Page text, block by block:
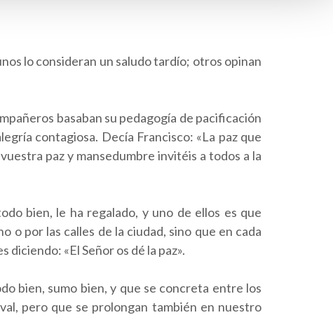
lo consideran un saludo tardío; otros opinan
basaban su pedagogía de pacificación
contagiosa. Decía Francisco: «La paz que
paz y mansedumbre invitéis a todos a la
bien, le ha regalado, y uno de ellos es que
o por las calles de la ciudad, sino que en cada
«El Señor os dé la paz».
bien, sumo bien, y que se concreta entre los
pero que se prolongan también en nuestro